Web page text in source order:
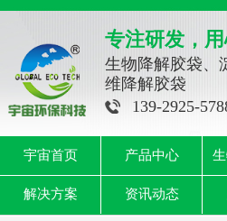
专注研发，
生物降解胶袋、
维降解胶袋
139-2925-
宇宙首页 产品中心
解决方案 资讯动态